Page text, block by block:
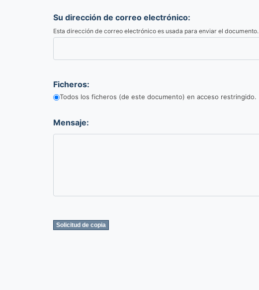
Su dirección de correo electrónico:
Esta dirección de correo electrónico es usada para enviar el documento.
Ficheros:
Todos los ficheros (de este documento) en acceso restringido.
Mensaje: